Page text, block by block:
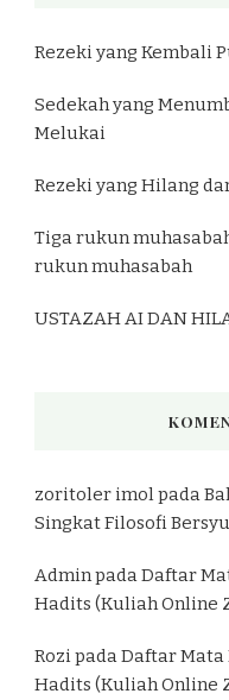
Rezeki yang Kembali
Sedekah yang
Melukai
Rezeki yang Hilang
Tiga rukun
rukun muhasabah
USTAZAH AI DAN
zoritoler imolpada
Singkat Filosofi
AdminpadaDaftar
Hadits (Kuliah Online
RozipadaDaftar Mata
Hadits (Kuliah Online